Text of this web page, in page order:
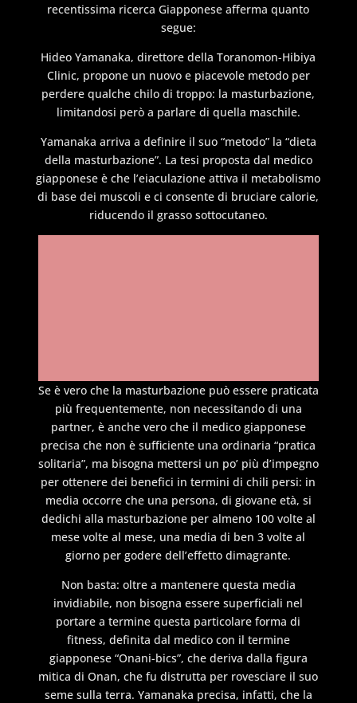
recentissima ricerca Giapponese afferma quanto
segue:
Hideo Yamanaka, direttore della Toranomon-Hibiya
Clinic, propone un nuovo e piacevole metodo per
perdere qualche chilo di troppo: la masturbazione,
limitandosi però a parlare di quella maschile.
Yamanaka arriva a definire il suo “metodo” la “dieta
della masturbazione”. La tesi proposta dal medico
giapponese è che l’eiaculazione attiva il metabolismo
di base dei muscoli e ci consente di bruciare calorie,
riducendo il grasso sottocutaneo.
Se è vero che la masturbazione può essere praticata
più frequentemente, non necessitando di una
partner, è anche vero che il medico giapponese
precisa che non è sufficiente una ordinaria “pratica
solitaria”, ma bisogna mettersi un po’ più d’impegno
per ottenere dei benefici in termini di chili persi: in
media occorre che una persona, di giovane età, si
dedichi alla masturbazione per almeno 100 volte al
mese volte al mese, una media di ben 3 volte al
giorno per godere dell’effetto dimagrante.
Non basta: oltre a mantenere questa media
invidiabile, non bisogna essere superficiali nel
portare a termine questa particolare forma di
fitness, definita dal medico con il termine
giapponese “Onani-bics”, che deriva dalla figura
mitica di Onan, che fu distrutta per rovesciare il suo
seme sulla terra. Yamanaka precisa, infatti, che la